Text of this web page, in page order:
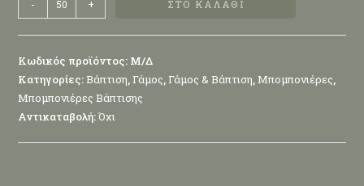
- + ΣΤΟ ΚΑΛΆΘΙ
Κωδικός προϊόντος: Μ/Δ
Κατηγορίες:Βάπτιση,Γάμος,Γάμος & Βάπτιση,Μπομπονιέρες,
Μπομπονιέρες Βάπτισης
Αντικαταβολή:Όχι